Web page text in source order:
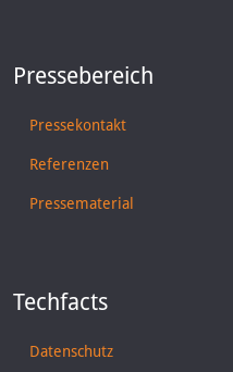
Pressebereich
Pressekontakt
Referenzen
Pressematerial
Techfacts
Datenschutz